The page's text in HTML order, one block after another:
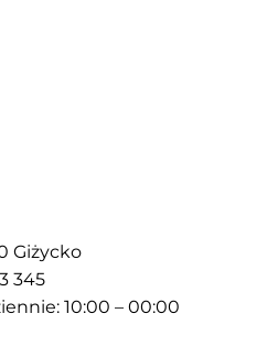
Giżycko
345
10:00 – 00:00